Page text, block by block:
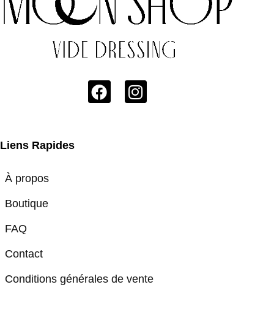
Liens Rapides
À propos
Boutique
FAQ
Contact
Conditions générales de vente